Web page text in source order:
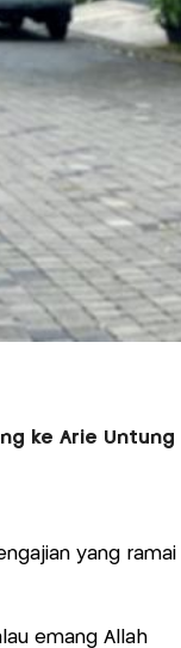
ke Arie Untung
yang ramai
emang Allah